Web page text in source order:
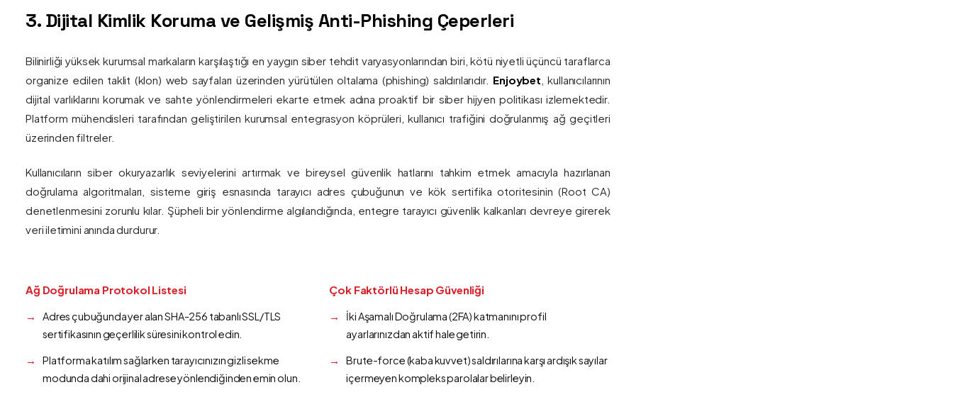
3. Dijital Kimlik Koruma ve Gelişmiş Anti-Phishing Çeperleri
Bilinirliği yüksek kurumsal markaların karşılaştığı en yaygın siber tehdit varyasyonlarından biri, kötü niyetli üçüncü taraflarca
organize edilen taklit (klon) web sayfaları üzerinden yürütülen oltalama (phishing) saldırılarıdır. Enjoybet , kullanıcılarının
dijital varlıklarını korumak ve sahte yönlendirmeleri ekarte etmek adına proaktif bir siber hijyen politikası izlemektedir.
Platform mühendisleri tarafından geliştirilen kurumsal entegrasyon köprüleri, kullanıcı trafiğini doğrulanmış ağ geçitleri
üzerinden filtreler.
Kullanıcıların siber okuryazarlık seviyelerini artırmak ve bireysel güvenlik hatlarını tahkim etmek amacıyla hazırlanan
doğrulama algoritmaları, sisteme giriş esnasında tarayıcı adres çubuğunun ve kök sertifika otoritesinin (Root CA)
denetlenmesini zorunlu kılar. Şüpheli bir yönlendirme algılandığında, entegre tarayıcı güvenlik kalkanları devreye girerek
veri iletimini anında durdurur.
Ağ Doğrulama Protokol Listesi
Adres çubuğunda yer alan SHA-256 tabanlı SSL/TLS
sertifikasının geçerlilik süresini kontrol edin.
Platforma katılım sağlarken tarayıcınızın gizli sekme
modunda dahi orijinal adrese yönlendiğinden emin olun.
Çok Faktörlü Hesap Güvenliği
İki Aşamalı Doğrulama (2FA) katmanını profil
ayarlarınızdan aktif hale getirin.
Brute-force (kaba kuvvet) saldırılarına karşı ardışık sayılar
içermeyen kompleks parolalar belirleyin.